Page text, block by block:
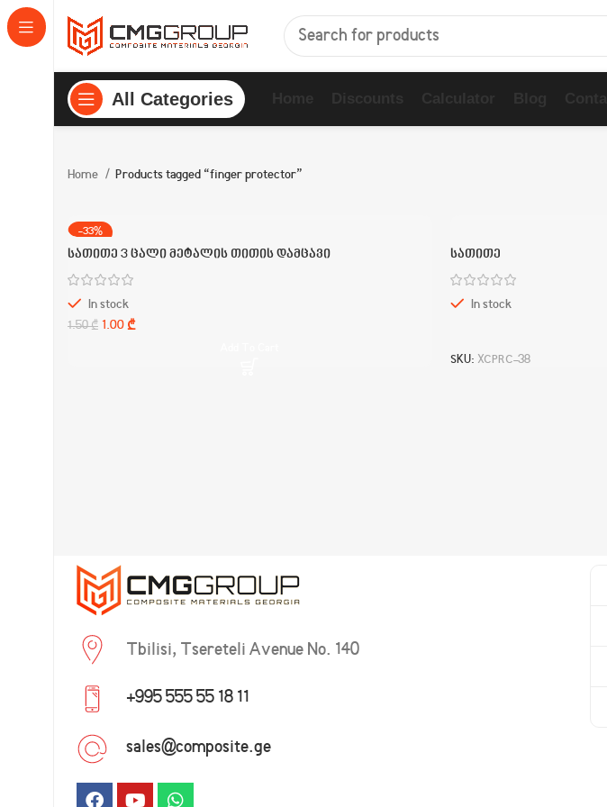
All Categories
Home Products tagged “finger protector”
-33%
სათითე 3 ცალი მეტალის თითის დამცავი
In stock
1.50₾ 1.00₾
სათითე
In stock
SKU: XCPRC-38
Tbilisi, Tsereteli Avenue No. 140
+995 555 55 18 11
sales@composite.ge